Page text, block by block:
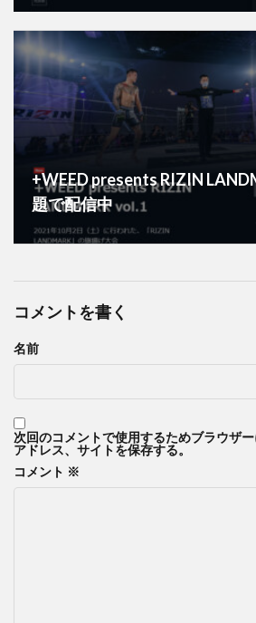
+WEED presents RIZIN
題で配信中
コメントを書く
名前
次回のコメントで使用するためブラウザ
アドレス、サイトを保存する。
コメント ※